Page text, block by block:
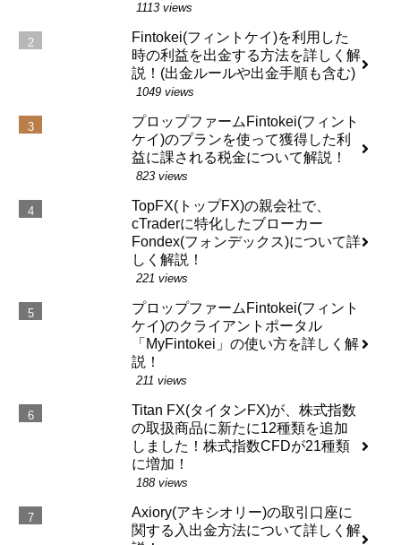
1113 views
Fintokei(フィントケイ)を利用した
時の利益を出金する方法を詳しく解
説！(出金ルールや出金手順も含む)
1049 views
プロップファームFintokei(フィント
ケイ)のプランを使って獲得した利
益に課される税金について解説！
823 views
TopFX(トップFX)の親会社で、
cTraderに特化したブローカー
Fondex(フォンデックス)について詳
しく解説！
221 views
プロップファームFintokei(フィント
ケイ)のクライアントポータル
「MyFintokei」の使い方を詳しく解
説！
211 views
Titan FX(タイタンFX)が、株式指数
の取扱商品に新たに12種類を追加
しました！株式指数CFDが21種類
に増加！
188 views
Axiory(アキシオリー)の取引口座に
関する入出金方法について詳しく解